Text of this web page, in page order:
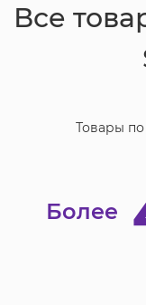
Все
Товары по
Более